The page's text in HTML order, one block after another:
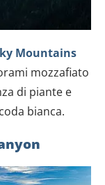
Mountains
mozzafiato
di piante e
bianca.